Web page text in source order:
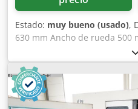
Estado: muy bueno (usado),
630 mm Ancho de rueda 500
- mín. 0,5 Peso de la pieza
Control IBH Macro Diámetro
Longitud de sujeción 1050
1,8 kW Peso de la máquina
2,0 x 0,7 x 2,4 m Software de